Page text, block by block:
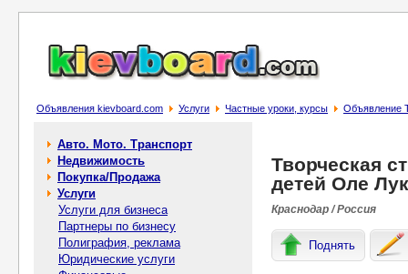
Объявления kievboard.com Услуги Частные уроки, курсы Объявление
Авто. Мото. Транспорт
Недвижимость
Покупка/Продажа
Услуги
Услуги для бизнеса
Партнеры по бизнесу
Полиграфия, реклама
Юридические услуги
Творческая
детей Оле
Краснодар / Россия
Поднять